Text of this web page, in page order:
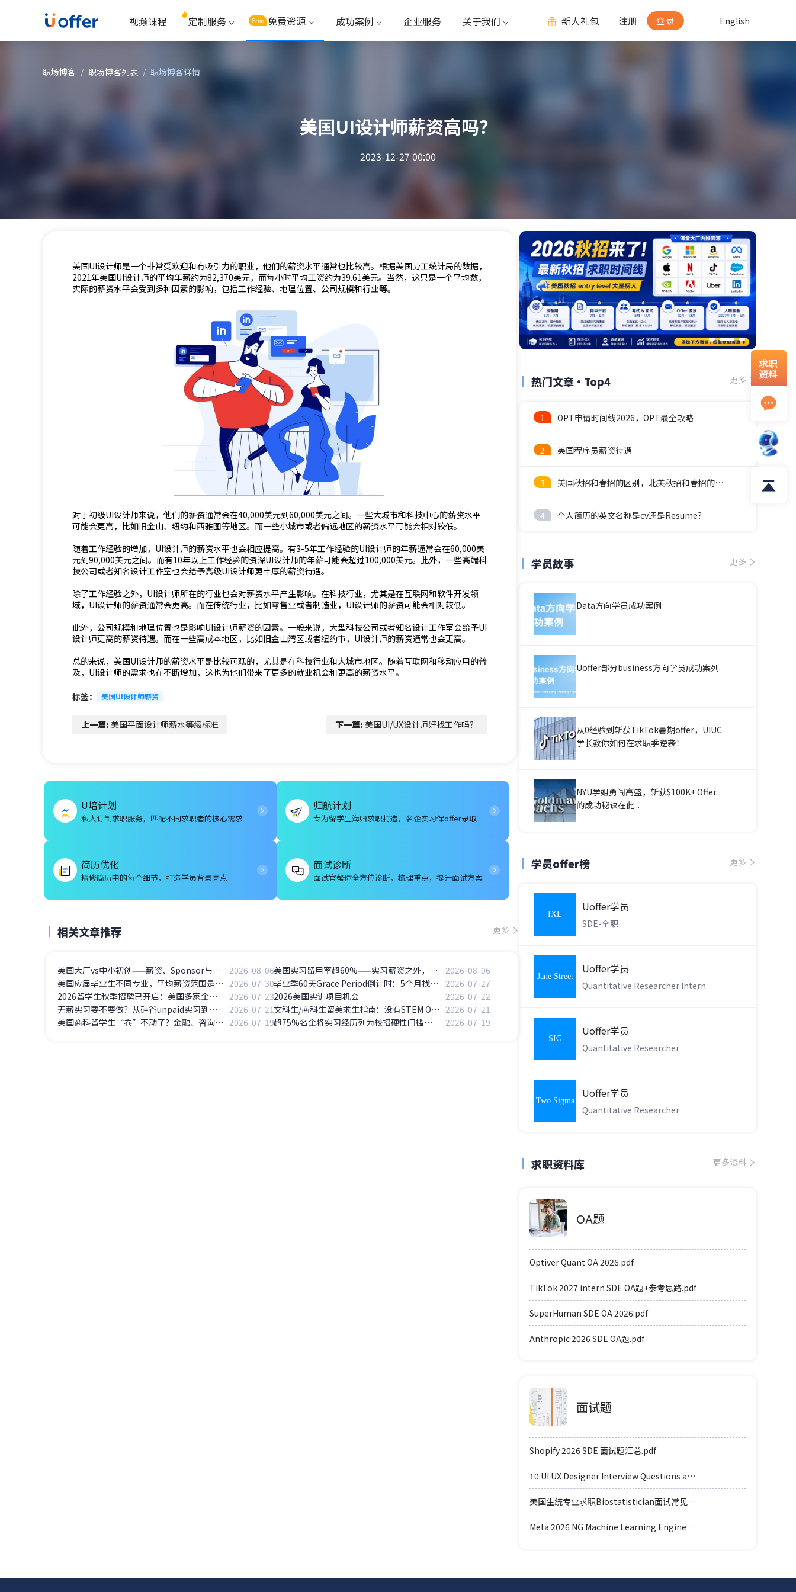
视频课程 定制服务 免费资源 成功案例 企业服务 关于我们 新人礼包 注册 登 录 English
职场博客 / 职场博客列表 / 职场博客详情
美国UI设计师薪资高吗？
2023-12-27 00:00
美国UI设计师是一个非常受欢迎和有吸引力的职业，他们的薪资水平通常也比较高。根据美国劳工统计局的数据，
2021年美国UI设计师的平均年薪约为82,370美元，而每小时平均工资约为39.61美元。当然，这只是一个平均数，
实际的薪资水平会受到多种因素的影响，包括工作经验、地理位置、公司规模和行业等。
对于初级UI设计师来说，他们的薪资通常会在40,000美元到60,000美元之间。一些大城市和科技中心的薪资水平
可能会更高，比如旧金山、纽约和西雅图等地区。而一些小城市或者偏远地区的薪资水平可能会相对较低。
随着工作经验的增加，UI设计师的薪资水平也会相应提高。有3-5年工作经验的UI设计师的年薪通常会在60,000美
元到90,000美元之间。而有10年以上工作经验的资深UI设计师的年薪可能会超过100,000美元。此外，一些高端科
技公司或者知名设计工作室也会给予高级UI设计师更丰厚的薪资待遇。
除了工作经验之外，UI设计师所在的行业也会对薪资水平产生影响。在科技行业，尤其是在互联网和软件开发领
域，UI设计师的薪资通常会更高。而在传统行业，比如零售业或者制造业，UI设计师的薪资可能会相对较低。
此外，公司规模和地理位置也是影响UI设计师薪资的因素。一般来说，大型科技公司或者知名设计工作室会给予UI
设计师更高的薪资待遇。而在一些高成本地区，比如旧金山湾区或者纽约市，UI设计师的薪资通常也会更高。
总的来说，美国UI设计师的薪资水平是比较可观的，尤其是在科技行业和大城市地区。随着互联网和移动应用的普
及，UI设计师的需求也在不断增加，这也为他们带来了更多的就业机会和更高的薪资水平。
标签： 美国UI设计师薪资
上一篇: 美国平面设计师薪水等级标准 下一篇: 美国UI/UX设计师好找工作吗？
U培计划
私人订制求职服务，匹配不同求职者的核心需求
归航计划
专为留学生海归求职打造，名企实习保offer录取
简历优化
精修简历中的每个细节，打造学员背景亮点
面试诊断
面试官帮你全方位诊断，梳理重点，提升面试方案
相关文章推荐 更多
美国大厂vs中小初创——薪资、Sponsor与留美路径的真实博弈 2026-08-06 美国实习留用率超60%——实习薪资之外，Return Offer的长期价值
2026-08-06
美国应届毕业生不同专业，平均薪资范围是多少？ 2026-07-30 毕业季60天Grace Period倒计时：5个月找工作时间线怎么拆解？
2026-07-27
2026留学生秋季招聘已开启：美国多家企业放岗
2026-07-232026美国实训项目机会
2026-07-22
无薪实习要不要做？从硅谷unpaid实习到斩获full time Offer
2026-07-21 文科生/商科生留美求生指南：没有STEM OPT怎么办？ 2026-07-21
美国商科留学生“卷”不动了？金融、咨询岗位竞争白热化，如何突围？ 2026-07-19 超75%名企将实习经历列为校招硬性门槛，无实习经历的留学生怎么办？ 2026-07-19
热门文章·Top4 更多
1 OPT申请时间线2026，OPT最全攻略
2 美国程序员薪资待遇
3 美国秋招和春招的区别，北美秋招和春招的时间线
4 个人简历的英文名称是cv还是Resume？
学员故事 更多
Data方向学员成功案例
Uoffer部分business方向学员成功案列
从0经验到斩获TikTok暑期offer，UIUC
学长教你如何在求职季逆袭！
NYU学姐勇闯高盛，斩获$100K+ Offer
的成功秘诀在此...
学员offer榜 更多
IXL
Learning
Uoffer学员
SDE-全职
Jane Street
Uoffer学员
Quantitative Researcher Intern
SIG
Uoffer学员
Quantitative Researcher
Two Sigma
Uoffer学员
Quantitative Researcher
求职资料库 更多资料
OA题
Optiver Quant OA 2026.pdf
TikTok 2027 intern SDE OA题+参考思路.pdf
SuperHuman SDE OA 2026.pdf
Anthropic 2026 SDE OA题.pdf
面试题
Shopify 2026 SDE 面试题汇总.pdf
10 UI UX Designer Interview Questions and Answers.pdf
美国生统专业求职Biostatistician面试常见例题题型.pdf
Meta 2026 NG Machine Learning Engineer coding轮面参考.pdf
求职
资料